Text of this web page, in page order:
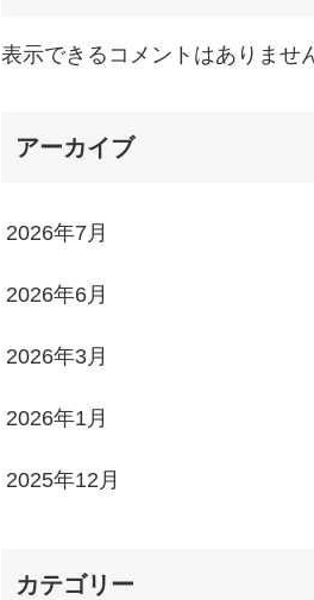
表示できるコメントはありませ
アーカイブ
2026年7月
2026年6月
2026年3月
2026年1月
2025年12月
カテゴリー